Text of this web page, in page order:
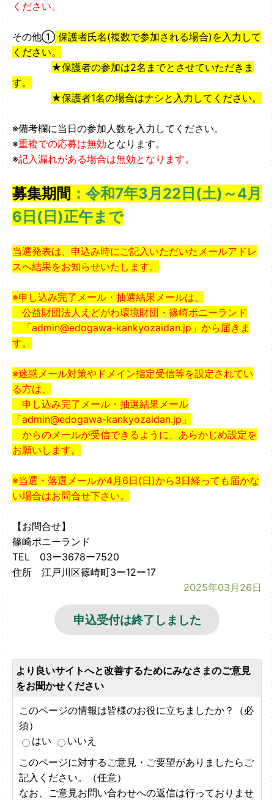
ください。
その他➀ 保護者氏名(複数で参加される場合)を入力して
ください。
★保護者の参加は2名までとさせていただきま
す。
★保護者1名の場合はナシと入力してください。
※備考欄に当日の参加人数を入力してください。
※重複での応募は無効となります。
※記入漏れがある場合は無効となります。
募集期間 ：令和7年3月22日(土)～4月
6日(日)正午まで
当選発表は、申込み時にご記入いただいたメールアドレ
スへ結果をお知らせいたします。
※申し込み完了メール・抽選結果メールは、
公益財団法人えどがわ環境財団・篠崎ポニーランド
「admin@edogawa-kankyozaidan.jp」から届きま
す。
※迷惑メール対策やドメイン指定受信等を設定されてい
る方は、
申し込み完了メール・抽選結果メール
「admin@edogawa-kankyozaidan.jp」
からのメールが受信できるように、あらかじめ設定を
お願いします。
※当選・落選メールが4月6日(日)から3日経っても届かな
い場合はお問合せ下さい。
【お問合せ】
篠崎ポニーランド
TEL 03ー3678ー7520
住所 江戸川区篠崎町3ー12ー17
2025年03月26日
申込受付は終了しました
より良いサイトへと改善するためにみなさまのご意見
をお聞かせください
このページの情報は皆様のお役に立ちましたか？（必
須）
はい
いいえ
このページに対するご意見・ご要望がありましたらご
記入ください。（任意）
なお、ご意見お問い合わせへの返信は行っておりませ